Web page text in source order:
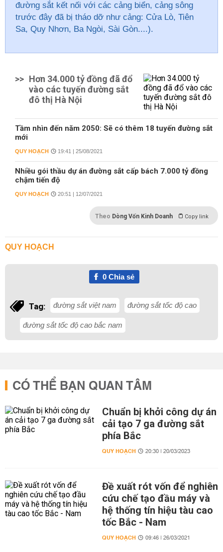
đường sắt kết nối với các cảng biển, cảng sông
trước đây đã bị tháo dỡ như cảng: Cửa Lò, Tiên
Sa, Quy Nhơn, Ba Ngòi, Sài Gòn....).
>> Hơn 34.000 tỷ đồng đã đổ
vào các tuyến đường sắt
đô thị Hà Nội
Tầm nhìn đến năm 2050: Sẽ có thêm 18 tuyến đường sắt
mới
QUY HOẠCH 19:41 | 25/08/2021
Nhiều gói thầu dự án đường sắt cấp bách 7.000 tỷ đồng
chậm tiến độ
QUY HOẠCH 20:51 | 12/07/2021
Theo Dòng Vốn Kinh Doanh Copy link
QUY HOẠCH
0Chia sẻ
Tag: đường sắt việt nam đường sắt tốc độ cao
đường sắt tốc độ cao bắc nam
CÓ THỂ BẠN QUAN TÂM
Chuẩn bị khởi công dự án
cải tạo 7 ga đường sắt
phía Bắc
QUY HOẠCH 20:30 | 20/03/2023
Đề xuất rót vốn để nghiên
cứu chế tạo đầu máy và
hệ thống tín hiệu tàu cao
tốc Bắc - Nam
QUY HOẠCH 09:46 | 26/03/2021